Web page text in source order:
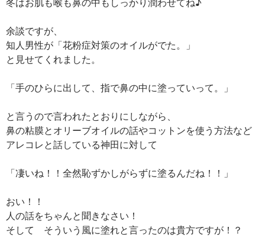
余談ですが、
知人男性が「花粉症対策のオイルがでた。」
と見せてくれました。
「手のひらに出して、指で鼻の中に塗っていって。」
と言うので言われたとおりにしながら、
鼻の粘膜とオリーブオイルの話やコットンを使う方法など
アレコレと話している神田に対して
「凄いね！！全然恥ずかしがらずに塗るんだね！！」
おい！！
人の話をちゃんと聞きなさい！
そして そういう風に塗れと言ったのは貴方ですが！？